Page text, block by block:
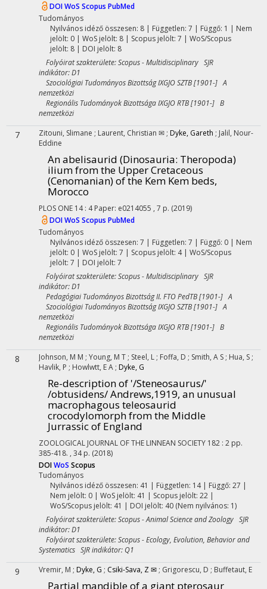
DOIWoS Scopus PubMed
Tudományos
Nyilvános idéző összesen: 8| Független: 7 | Függő: 1 | Nem
jelölt: 0 | WoS jelölt: 8 | Scopus jelölt: 7 | WoS/Scopus
jelölt: 8 | DOI jelölt: 8
Folyóirat szakterülete: Scopus - Multidisciplinary SJR
indikátor: D1
Szociológiai Tudományos Bizottság IXGJO SZTB [1901-] A
nemzetközi
Regionális Tudományok Bizottsága IXGJO RTB [1901-] B
nemzetközi
7 Zitouni, Slimane ; Laurent, Christian ✉ ; Dyke, Gareth ; Jalil, Nour-
Eddine
An abelisaurid (Dinosauria: Theropoda)
ilium from the Upper Cretaceous
(Cenomanian) of the Kem Kem beds,
Morocco
PLOS ONE 14: 4 Paper: e0214055 , 7 p. (2019)
DOIWoS Scopus PubMed
Tudományos
Nyilvános idéző összesen: 7 | Független: 7 | Függő: 0 | Nem
jelölt: 0 | WoS jelölt: 7 | Scopus jelölt: 4 | WoS/Scopus
jelölt: 7 | DOI jelölt: 7
Folyóirat szakterülete: Scopus - Multidisciplinary SJR
indikátor: D1
Pedagógiai Tudományos Bizottság II. FTO PedTB [1901-] A
Szociológiai Tudományos Bizottság IXGJO SZTB [1901-] A
nemzetközi
Regionális Tudományok Bizottsága IXGJO RTB [1901-] B
nemzetközi
8 Johnson, M M ; Young, M T ; Steel, L ; Foffa, D ; Smith, A S ; Hua, S ;
Havlik, P ; Howlwtt, E A ; Dyke, G
Re-description of '/Steneosaurus/'
/obtusidens/ Andrews,1919, an unusual
macrophagous teleosaurid
crocodylomorph from the Middle
Jurrassic of England
ZOOLOGICAL JOURNAL OF THE LINNEAN SOCIETY 182 : 2 pp.
385-418. , 34 p. (2018)
DOIWoS Scopus
Tudományos
Nyilvános idéző összesen: 41 | Független: 14 | Függő: 27 |
Nem jelölt: 0 | WoS jelölt: 41 | Scopus jelölt: 22 |
WoS/Scopus jelölt: 41 | DOI jelölt: 40 (Nem nyilvános: 1)
Folyóirat szakterülete: Scopus - Animal Science and Zoology SJR
indikátor: D1
Folyóirat szakterülete: Scopus - Ecology, Evolution, Behavior and
Systematics SJR indikátor: Q1
9 Vremir, M ; Dyke, G ; Csiki-Sava, Z ✉ ; Grigorescu, D ; Buffetaut, E
Partial mandible of a giant pterosaur